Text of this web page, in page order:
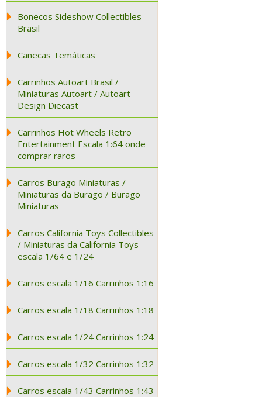
Bonecos Sideshow Collectibles
Brasil
Canecas Temáticas
Carrinhos Autoart Brasil /
Miniaturas Autoart / Autoart
Design Diecast
Carrinhos Hot Wheels Retro
Entertainment Escala 1:64 onde
comprar raros
Carros Burago Miniaturas /
Miniaturas da Burago / Burago
Miniaturas
Carros California Toys Collectibles
/ Miniaturas da California Toys
escala 1/64 e 1/24
Carros escala 1/16 Carrinhos 1:16
Carros escala 1/18 Carrinhos 1:18
Carros escala 1/24 Carrinhos 1:24
Carros escala 1/32 Carrinhos 1:32
Carros escala 1/43 Carrinhos 1:43